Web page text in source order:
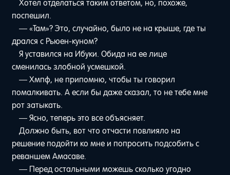
Хотел отделаться таким ответом, но, похоже,
поспешил.
— «Там»? Это, случайно, было не на крыше, где ты
дрался с Рьюен-куном?
Я уставился на Ибуки. Обида на ее лице
сменилась злобной усмешкой.
— Хмпф, не припомню, чтобы ты говорил
помалкивать. А если бы даже сказал, то не тебе мне
рот затыкать.
— Ясно, теперь это все объясняет.
Должно быть, вот что отчасти повлияло на
решение подойти ко мне и попросить подсобить с
реваншем Амасаве.
— Перед остальными можешь сколько угодно